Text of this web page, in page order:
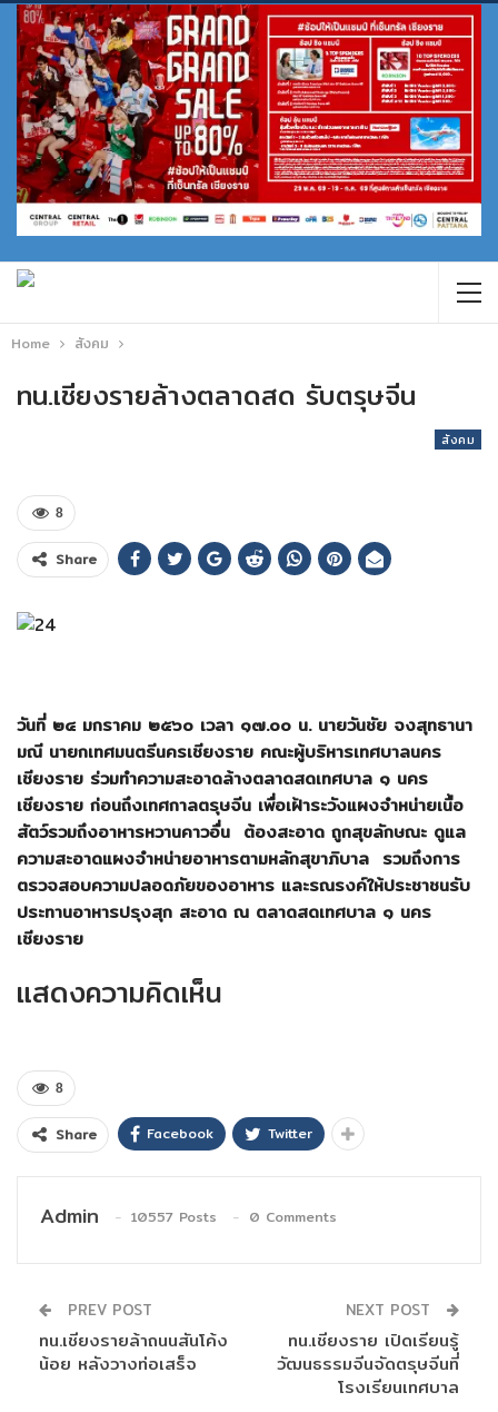
Home สังคม
ทน.เชียงรายล้างตลาดสด รับตรุษจีน
สังคม
8
Share
วันที่ ๒๔ มกราคม ๒๕๖๐ เวลา ๑๗.๐๐ น. นายวันชัย จงสุทธานา
มณี นายกเทศมนตรีนครเชียงราย คณะผู้บริหารเทศบาลนคร
เชียงราย ร่วมทำความสะอาดล้างตลาดสดเทศบาล ๑ นคร
เชียงราย ก่อนถึงเทศกาลตรุษจีน เพื่อเฝ้าระวังแผงจำหน่ายเนื้อ
สัตว์รวมถึงอาหารหวานคาวอื่น ต้องสะอาด ถูกสุขลักษณะ ดูแล
ความสะอาดแผงจำหน่ายอาหารตามหลักสุขาภิบาล รวมถึงการ
ตรวจสอบความปลอดภัยของอาหาร และรณรงค์ให้ประชาชนรับ
ประทานอาหารปรุงสุก สะอาด ณ ตลาดสดเทศบาล ๑ นคร
เชียงราย
แสดงความคิดเห็น
8
Share Facebook Twitter
Admin 10557 Posts 0 Comments
PREV POST
ทน.เชียงรายล้าถนนสันโค้ง
น้อย หลังวางท่อเสร็จ
NEXT POST
ทน.เชียงราย เปิดเรียนรู้
วัฒนธรรมจีนจัดตรุษจีนที่
โรงเรียนเทศบาล